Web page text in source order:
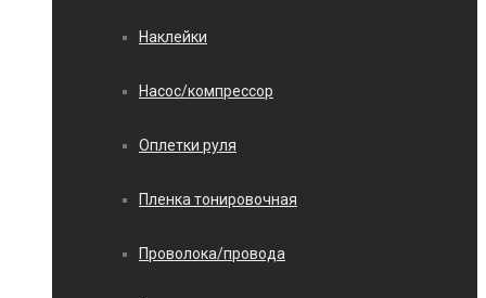
Наклейки
Насос/компрессор
Оплетки руля
Пленка тонировочная
Проволока/провода